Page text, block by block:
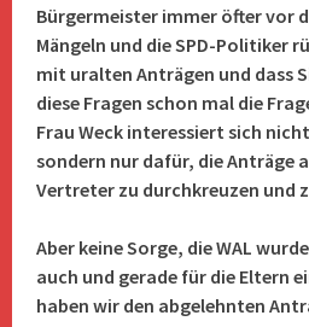
Bürgermeister immer öfter vor
Mängeln und die SPD-Politiker
mit uralten Anträgen und dass
diese Fragen schon mal die
Frau Weck interessiert sich
sondern nur dafür, die Anträge
Vertreter zu durchkreuzen und
Aber keine Sorge, die WAL
auch und gerade für die Eltern
haben wir den abgelehnten